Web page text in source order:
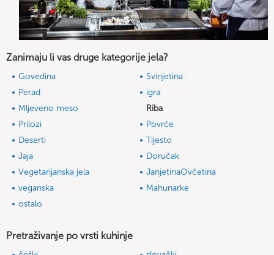
Zanimaju li vas druge kategorije jela?
Govedina
Svinjetina
Perad
igra
Mljeveno meso
Riba
Prilozi
Povrće
Deserti
Tijesto
Jaja
Doručak
Vegetarijanska jela
JanjetinaOvčetina
veganska
Mahunarke
ostalo
Pretraživanje po vrsti kuhinje